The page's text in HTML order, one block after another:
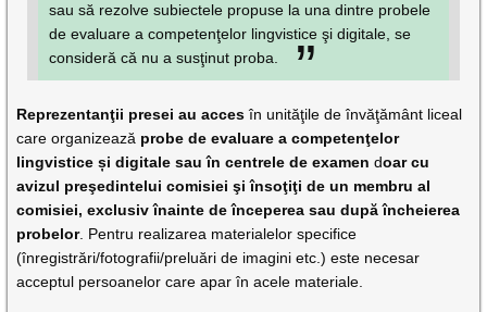
sau să rezolve subiectele propuse la una dintre probele
de evaluare a competenţelor lingvistice şi digitale, se
consideră că nu a susţinut proba.
Reprezentanţii presei au accesîn unităţile de învăţământ liceal
care organizează probe de evaluare a competenţelor
lingvistice și digitale sau în centrele de examen doar cu
avizul preşedintelui comisiei şi însoţiţi de un membru al
comisiei, exclusiv înainte de începerea sau după încheierea
probelor. Pentru realizarea materialelor specifice
(înregistrări/fotografii/preluări de imagini etc.) este necesar
acceptul persoanelor care apar în acele materiale.